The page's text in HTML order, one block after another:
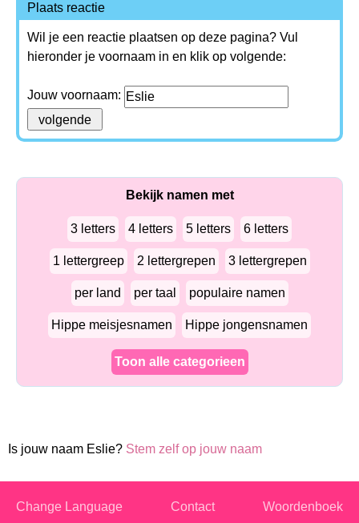
Plaats reactie
Wil je een reactie plaatsen op deze pagina? Vul
hieronder je voornaam in en klik op volgende:
Jouw voornaam:
Bekijk namen met
3 letters 4 letters 5 letters 6 letters
1 lettergreep 2 lettergrepen 3 lettergrepen
per land per taal populaire namen
Hippe meisjesnamen Hippe jongensnamen
Toon alle categorieen
Is jouw naam Eslie? Stem zelf op jouw naam
Change Language Contact Woordenboek